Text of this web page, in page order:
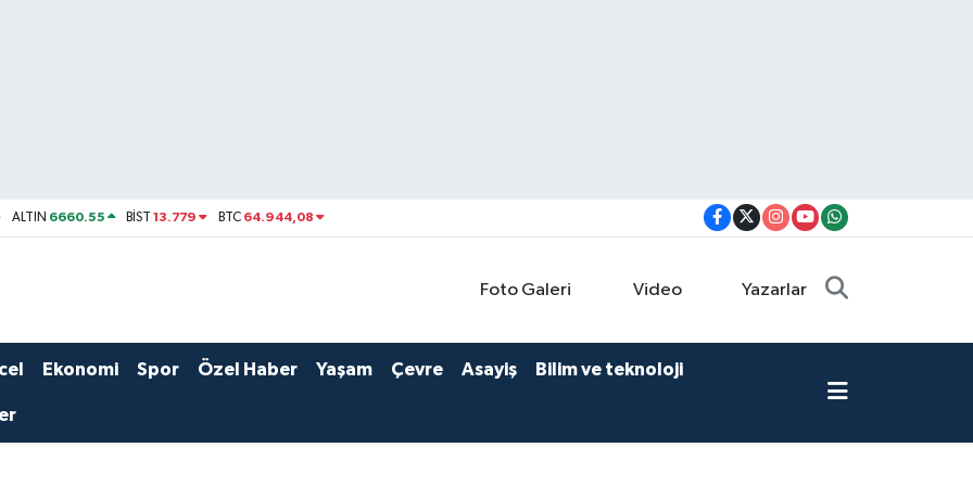
ALTIN 6660.55 BİST13.779 BTC 64.944,08
Foto Galeri Video Yazarlar
Ekonomi Spor Özel Haber Yaşam Çevre Asayiş Bilim ve teknoloji